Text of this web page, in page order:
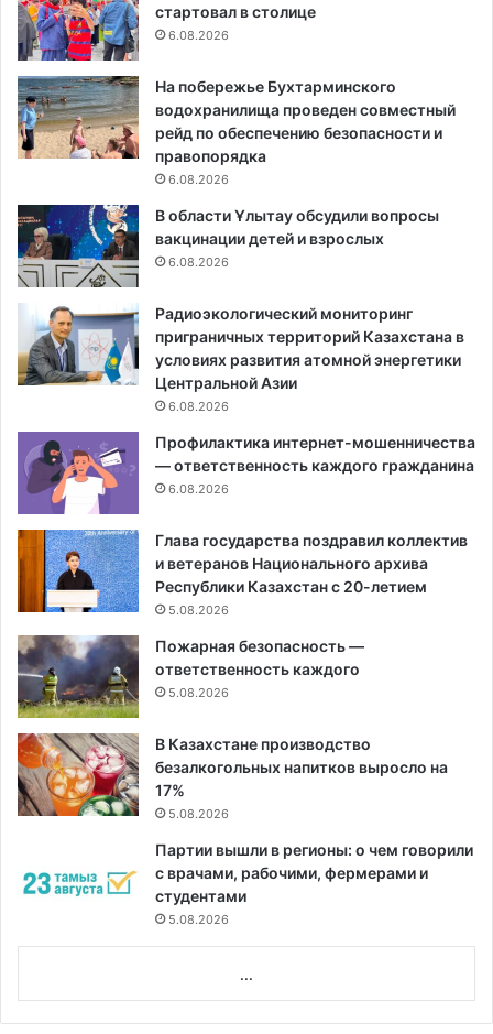
стартовал в столице
6.08.2026
На побережье Бухтарминского
водохранилища проведен совместный
рейд по обеспечению безопасности и
правопорядка
6.08.2026
В области Ұлытау обсудили вопросы
вакцинации детей и взрослых
6.08.2026
Радиоэкологический мониторинг
приграничных территорий Казахстана в
условиях развития атомной энергетики
Центральной Азии
6.08.2026
Профилактика интернет-мошенничества
— ответственность каждого гражданина
6.08.2026
Глава государства поздравил коллектив
и ветеранов Национального архива
Республики Казахстан с 20-летием
5.08.2026
Пожарная безопасность —
ответственность каждого
5.08.2026
В Казахстане производство
безалкогольных напитков выросло на
17%
5.08.2026
Партии вышли в регионы: о чем говорили
с врачами, рабочими, фермерами и
студентами
5.08.2026
...